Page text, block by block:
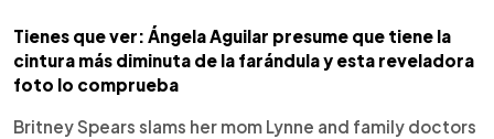
Tienes que ver: Ángela Aguilar presume que tiene la
cintura más diminuta de la farándula y esta reveladora
foto lo comprueba
Britney Spears slams her mom Lynne and family doctors